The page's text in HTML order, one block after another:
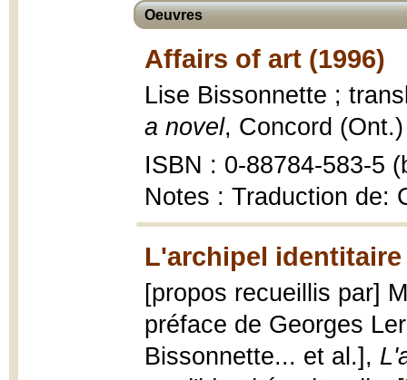
Oeuvres
Affairs of art (1996)
Lise Bissonnette ;
a novel, Concord
ISBN : 0-88784-583-5
Notes : Traduction de:
L'archipel identitaire
[propos recueillis par]
préface de Georges
Bissonnette... et al.],